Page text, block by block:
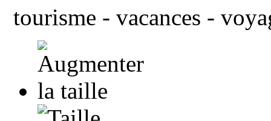
tourisme - vacances -